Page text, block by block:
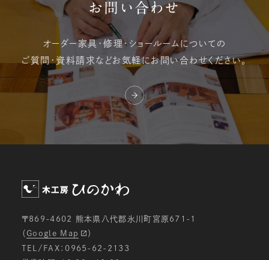
お問い合わせ
オーダー家具・修理・ ショールームについての
ご質問・資料請求などお気軽にお問い合わせください。
〒869-4602 熊本県八代郡氷川町宮原671-1
（ Google Map
）
TEL/FAX：0965-62-2133